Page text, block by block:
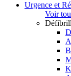
Urgence et
Voir